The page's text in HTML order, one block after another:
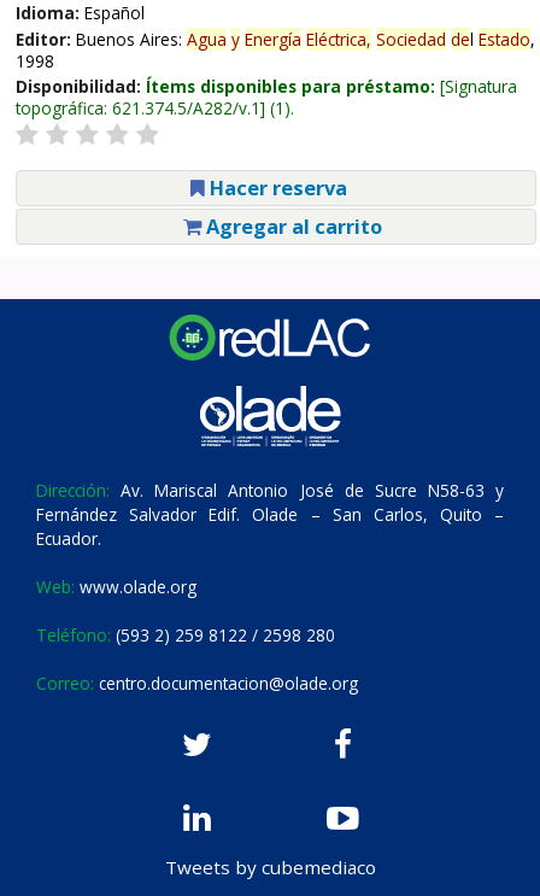
Idioma: Español
Editor: Buenos Aires: Agua y Energía Eléctrica, Sociedad del Estado,
1998
Disponibilidad: Ítems disponibles para préstamo: Signatura
topográfica: 621.374.5/A282/v.1 (1).
Hacer reserva
Agregar al carrito
Dirección: Av. Mariscal Antonio José de Sucre N58-63 y
Fernández Salvador Edif. Olade – San Carlos, Quito –
Ecuador.
Web: www.olade.org
Teléfono: (593 2) 259 8122 / 2598 280
Correo: centro.documentacion@olade.org
Tweets by cubemediaco